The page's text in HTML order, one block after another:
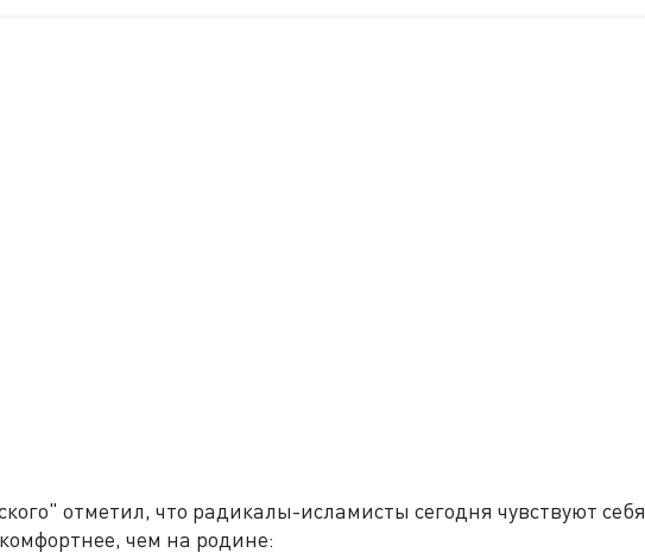
отметил, что радикалы-исламисты сегодня чувствуют себя
чем на родине: